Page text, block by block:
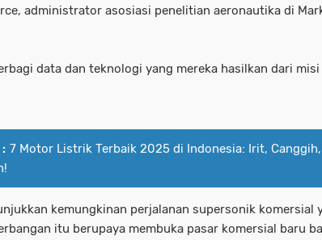
administrator asosiasi penelitian aeronautika di
data dan teknologi yang mereka hasilkan dari
7 Motor Listrik Terbaik 2025 di Indonesia: Irit, Canggih,
kemungkinan perjalanan supersonik komersial
itu berupaya membuka pasar komersial baru